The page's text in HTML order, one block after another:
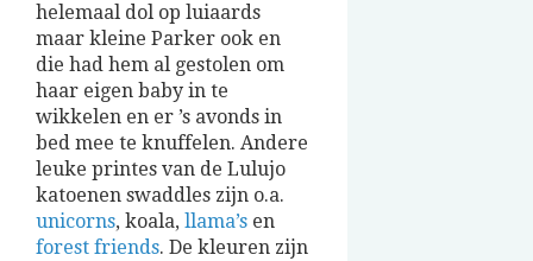
helemaal dol op luiaards
maar kleine Parker ook en
die had hem al gestolen om
haar eigen baby in te
wikkelen en er ’s avonds in
bed mee te knuffelen. Andere
leuke printes van de Lulujo
katoenen swaddles zijn o.a.
unicorns, koala, llama’s en
forest friends. De kleuren zijn